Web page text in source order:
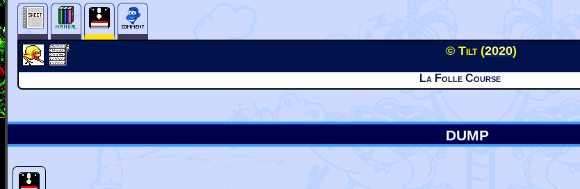
© Tilt (2020)
La Folle Course
DUMP